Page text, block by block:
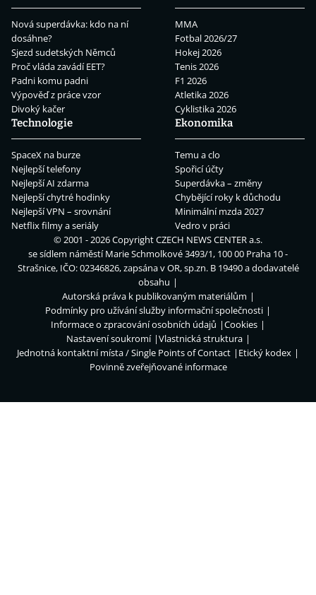
Nová superdávka: kdo na ní
dosáhne?
Sjezd sudetských Němců
Proč vláda zavádí EET?
Padni komu padni
Výpověď z práce vzor
Divoký kačer
MMA
Fotbal 2026/27
Hokej 2026
Tenis 2026
F1 2026
Atletika 2026
Cyklistika 2026
Technologie
SpaceX na burze
Nejlepší telefony
Nejlepší AI zdarma
Nejlepší chytré hodinky
Nejlepší VPN – srovnání
Netflix filmy a seriály
Ekonomika
Temu a clo
Spořicí účty
Superdávka – změny
Chybějící roky k důchodu
Minimální mzda 2027
Vedro v práci
© 2001 - 2026 CopyrightCZECH NEWS CENTER a.s.
se sídlem náměstí Marie Schmolkové 3493/1, 100 00 Praha 10 -
Strašnice, IČO: 02346826, zapsána v OR, sp.zn. B 19490 a dodavatelé
obsahu
Autorská práva k publikovaným materiálům
Podmínky pro užívání služby informační společnosti
Informace o zpracování osobních údajů
Cookies
Nastavení soukromí
Vlastnická struktura
Jednotná kontaktní místa / Single Points of Contact
Etický kodex
Povinně zveřejňované informace